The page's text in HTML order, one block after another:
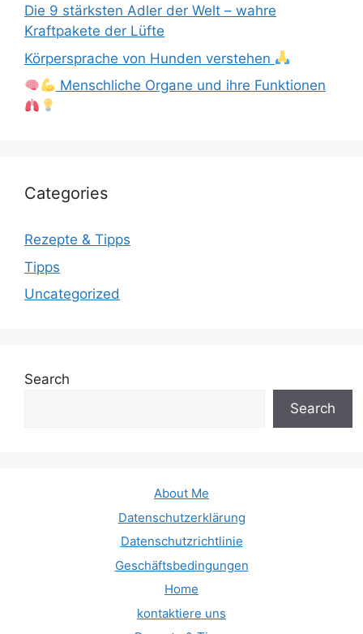
Die 9 stärksten Adler der Welt – wahre
Kraftpakete der Lüfte
Körpersprache von Hunden verstehen
Menschliche Organe und ihre Funktionen
Categories
Rezepte & Tipps
Tipps
Uncategorized
Search
Search
About Me
Datenschutzerklärung
Datenschutzrichtlinie
Geschäftsbedingungen
Home
kontaktiere uns